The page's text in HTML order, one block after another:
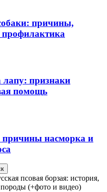
причины,
лапу: признаки
помощь
причины насморка и
псовая борзая: история,
(+фото и видео)